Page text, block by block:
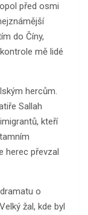
před osmi
do Číny,
mě lidé
hercům.
Sallah
kteří
herec převzal
o
žal, kde byl